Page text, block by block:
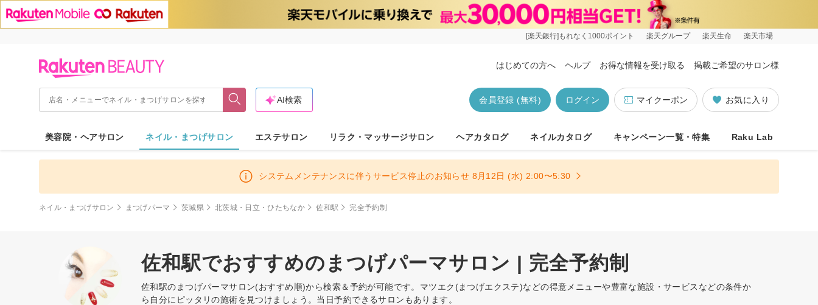
[楽天銀行]もれなく1000ポイント 楽天グループ 楽天生命 楽天市場
はじめての方へ ヘルプ お得な情報を受け取る 掲載ご希望のサロン様
お気に入り
マイクーポン
ログイン
会員登録 (無料)
AI検索
美容院・ヘアサロン ネイル・まつげサロン エステサロン リラク・マッサージサロン ヘアカタログ ネイルカタログ キャンペーン一覧・特集 Raku Lab
システムメンテナンスに伴うサービス停止のお知らせ 8月12日 (水) 2:00〜5:30
ネイル・まつげサロン まつげパーマ 茨城県 北茨城・日立・ひたちなか 佐和駅 完全予約制
佐和駅でおすすめのまつげパーマサロン | 完全予約制
佐和駅の まつげパーマサロン(おすすめ順)から検索＆予約が可能です。マツエク(まつげエクステ)などの得意メニューや豊富な施設・サービスなどの条件か
ら自分にピッタリの施術を見つけましょう。当日予約できるサロンもあります。